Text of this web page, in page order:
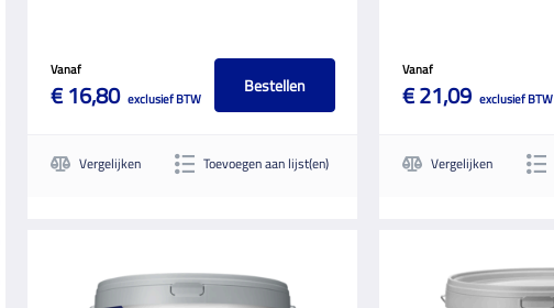
Vanaf
€ 16,80 exclusief BTW
Bestellen
Vergelijken Toevoegen aan lijst(en)
Vanaf
€ 21,09 exclusief BTW
Vergelijken